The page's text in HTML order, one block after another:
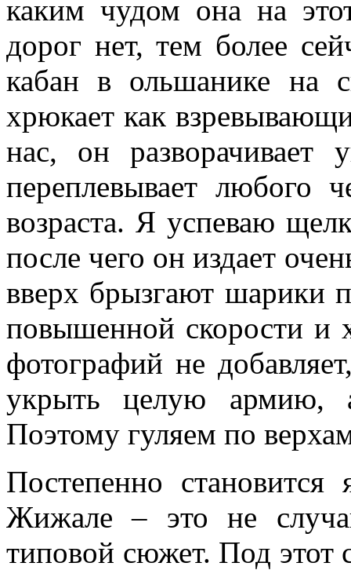
каким чудом она на
дорог нет, тем более
кабан в ольшанике на
хрюкает как
нас, он
переплевывает любого
возраста. Я успеваю
после чего он издает
вверх брызгают шарики
повышенной скорости и
фотографий не
укрыть целую армию,
Поэтому гуляем по
Постепенно
Жижале – это не
типовой сюжет. Под этот